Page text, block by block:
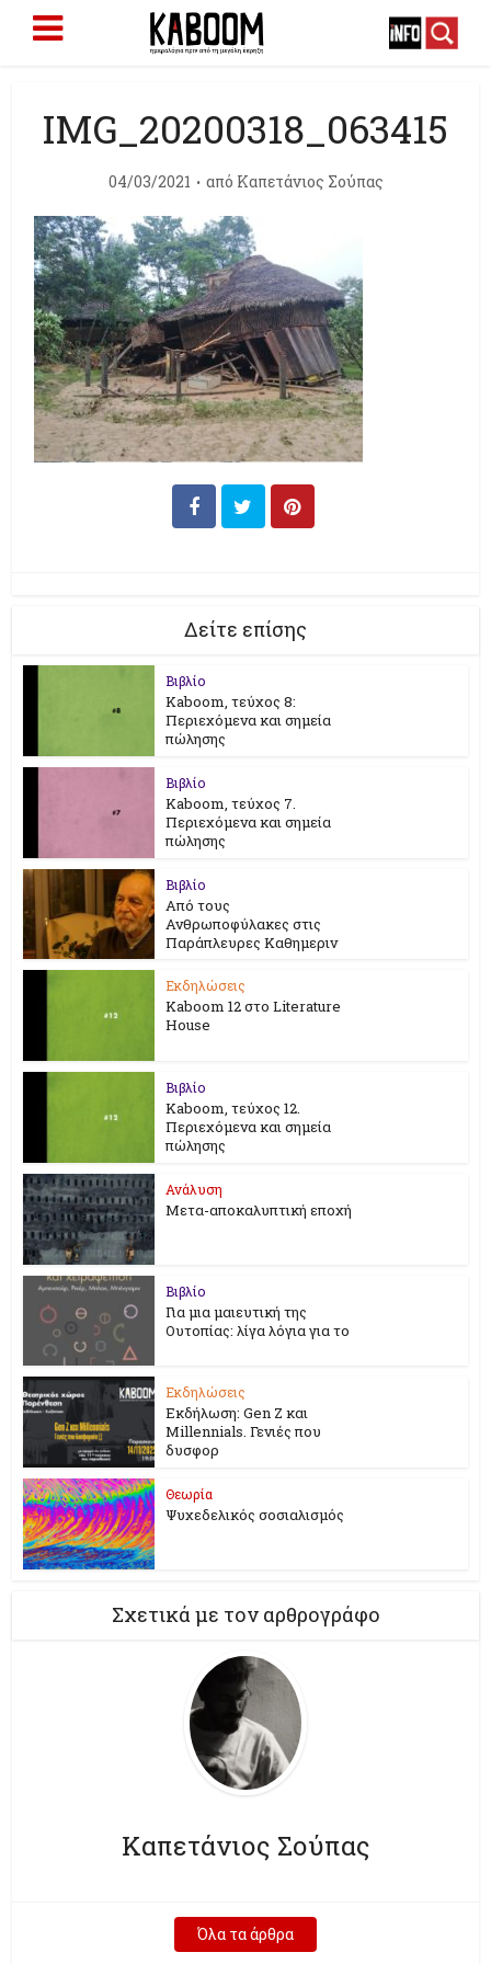
IMG_20200318_063415
04/03/2021 από Καπετάνιος Σούπας
Δείτε επίσης
Βιβλίο
Kaboom, τεύχος 8:
Περιεχόμενα και σημεία
πώλησης
Βιβλίο
Kaboom, τεύχος 7.
Περιεχόμενα και σημεία
πώλησης
Βιβλίο
Από τους
Ανθρωποφύλακες στις
Παράπλευρες Καθημεριν
Εκδηλώσεις
Kaboom 12 στο Literature
House
Βιβλίο
Kaboom, τεύχος 12.
Περιεχόμενα και σημεία
πώλησης
Ανάλυση
Μετα-αποκαλυπτική εποχή
Βιβλίο
Για μια μαιευτική της
Ουτοπίας: λίγα λόγια για το
Εκδηλώσεις
Εκδήλωση: Gen Z και
Millennials. Γενιές που
δυσφορ
Θεωρία
Ψυχεδελικός σοσιαλισμός
Σχετικά με τον αρθρογράφο
Καπετάνιος Σούπας
Όλα τα άρθρα